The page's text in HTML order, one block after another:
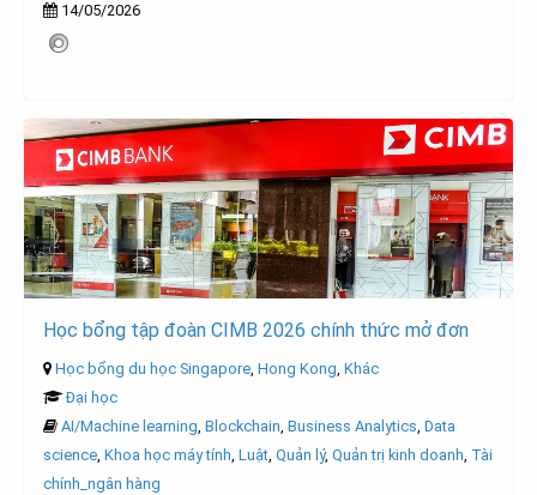
14/05/2026
Học bổng tập đoàn CIMB 2026 chính thức mở đơn
Học bổng du học Singapore Hong Kong Khác
Đại học
AI/Machine learning Blockchain Business Analytics Data
science Khoa học máy tính Luật Quản lý, Quản trị kinh doanh Tài
chính_ngân hàng